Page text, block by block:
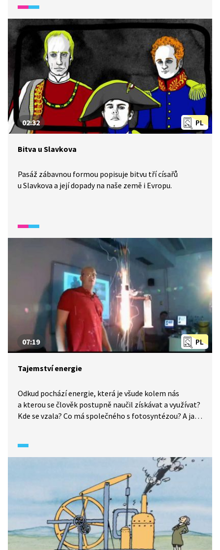
přišel s nápadem, že parní stroj musí mít oddělené
chlazení a dvousměrný tlak páry. S parním pohonem
prorazil a ten se stal základem průmyslové revoluce.
PL
02:32
Bitva u Slavkova
Pasáž zábavnou formou popisuje bitvu tří císařů
u Slavkova a její dopady na naše země i Evropu.
PL
07:19
Tajemství energie
Odkud pochází energie, která je všude kolem nás
a kterou se člověk postupně naučil získávat a využívat?
Kde se vzala? Co má společného s fotosyntézou? A jak
velmi originální formou od známého popularizátora
vědy Michaela Londesborough, kterého určitě znáte